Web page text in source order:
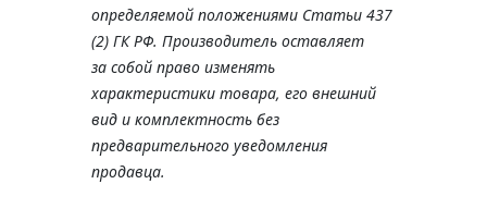
определяемой положениями Статьи 437
(2) ГК РФ. Производитель оставляет
за собой право изменять
характеристики товара, его внешний
вид и комплектность без
предварительного уведомления
продавца.